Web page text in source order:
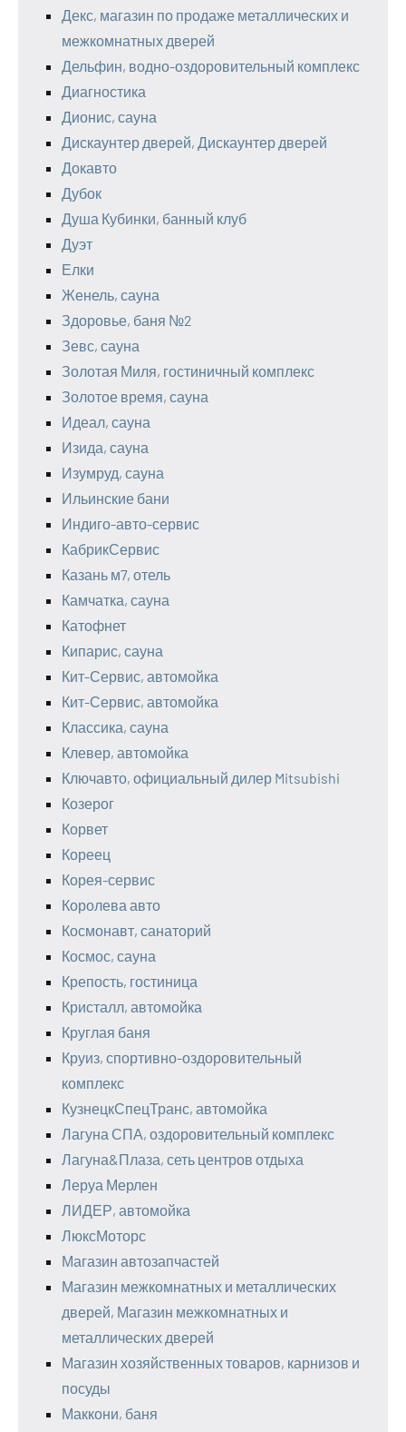
Декс, магазин по продаже металлических и
межкомнатных дверей
Дельфин, водно-оздоровительный комплекс
Диагностика
Дионис, сауна
Дискаунтер дверей, Дискаунтер дверей
Докавто
Дубок
Душа Кубинки, банный клуб
Дуэт
Елки
Женель, сауна
Здоровье, баня №2
Зевс, сауна
Золотая Миля, гостиничный комплекс
Золотое время, сауна
Идеал, сауна
Изида, сауна
Изумруд, сауна
Ильинские бани
Индиго-авто-сервис
КабрикСервис
Казань м7, отель
Камчатка, сауна
Катофнет
Кипарис, сауна
Кит-Сервис, автомойка
Кит-Сервис, автомойка
Классика, сауна
Клевер, автомойка
Ключавто, официальный дилер Mitsubishi
Козерог
Корвет
Кореец
Корея-сервис
Королева авто
Космонавт, санаторий
Космос, сауна
Крепость, гостиница
Кристалл, автомойка
Круглая баня
Круиз, спортивно-оздоровительный
комплекс
КузнецкСпецТранс, автомойка
Лагуна СПА, оздоровительный комплекс
Лагуна&Плаза, сеть центров отдыха
Леруа Мерлен
ЛИДЕР, автомойка
ЛюксМоторс
Магазин автозапчастей
Магазин межкомнатных и металлических
дверей, Магазин межкомнатных и
металлических дверей
Магазин хозяйственных товаров, карнизов и
посуды
Маккони, баня